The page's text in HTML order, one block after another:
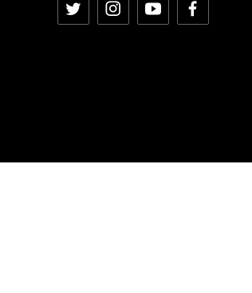
Twitter InstagramYouTubeFacebook